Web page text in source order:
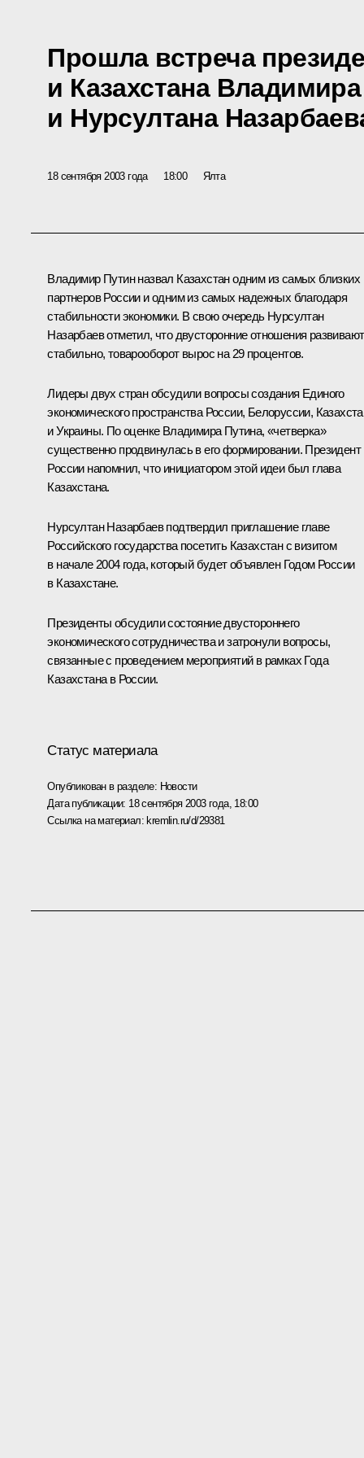
Прошла встреча
и Казахстана
и Нурсултана
18 сентября 2003 года 18:00 Ялта
Владимир Путин назвал Казахстан одним из самых близких
партнеров России и одним из самых надежных благодаря
стабильности экономики. В свою очередь Нурсултан
Назарбаев отметил, что двусторонние отношения
стабильно, товарооборот вырос на 29 процентов.
Лидеры двух стран обсудили вопросы создания Единого
экономического пространства России, Белоруссии,
и Украины. По оценке Владимира Путина, «четверка»
существенно продвинулась в его формировании. Президент
России напомнил, что инициатором этой идеи был глава
Казахстана.
Нурсултан Назарбаев подтвердил приглашение главе
Российского государства посетить Казахстан с визитом
в начале 2004 года, который будет объявлен Годом России
в Казахстане.
Президенты обсудили состояние двустороннего
экономического сотрудничества и затронули вопросы,
связанные с проведением мероприятий в рамках Года
Казахстана в России.
Статус материала
Опубликован в разделе: Новости
Дата публикации: 18 сентября 2003 года, 18:00
Ссылка на материал:kremlin.ru/d/29381